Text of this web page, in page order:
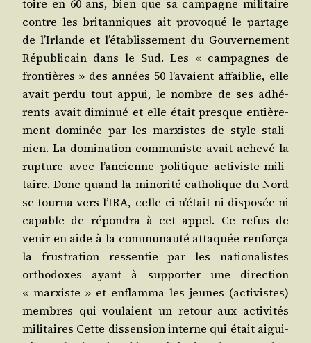
toire en 60 ans, bien que sa cam­pagne mili­taire
contre les bri­tan­niques ait pro­vo­qué le par­tage
de l’Ir­lande et l’é­ta­blis­se­ment du Gou­ver­ne­ment
Répu­bli­cain dans le Sud. Les « cam­pagnes de
fron­tières » des années 50 l’a­vaient affai­blie, elle
avait per­du tout appui, le nombre de ses adhé­
rents avait dimi­nué et elle était presque entiè­re­
ment domi­née par les mar­xistes de style sta­li­
nien. La domi­na­tion com­mu­niste avait ache­vé la
rup­ture avec l’an­cienne poli­tique acti­viste-mili­
taire. Donc quand la mino­ri­té catho­lique du Nord
se tour­na vers l’I­RA, celle-ci n’é­tait ni dis­po­sée ni
capable de répon­dra à cet appel. Ce refus de
venir en aide à la com­mu­nau­té atta­quée ren­for­ça
la frus­tra­tion res­sen­tie par les natio­na­listes
ortho­doxes ayant à sup­por­ter une direc­tion
« mar­xiste » et enflam­ma les jeunes (acti­vistes)
membres qui vou­laient un retour aux acti­vi­tés
mili­taires Cette dis­sen­sion interne qui était aigui­